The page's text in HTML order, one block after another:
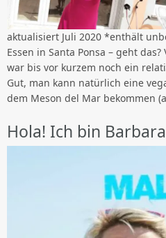
aktualisiert Juli 2020 *enthält
Essen in Santa Ponsa – geht
war bis vor kurzem noch ein
Gut, man kann natürlich eine
dem Meson del Mar bekommen
Hola! Ich bin